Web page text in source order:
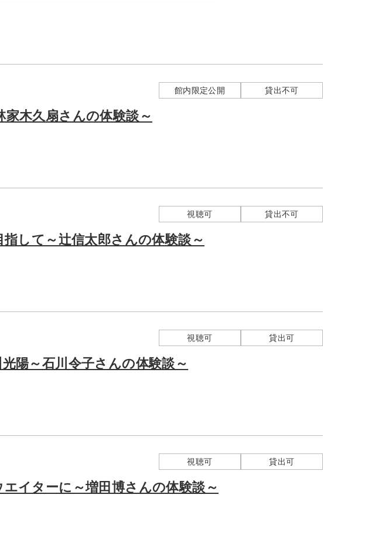
館内限定公開 貸出不可
木久扇さんの体験談～
視聴可 貸出不可
して～辻󠄀信太郎さんの体験談～
視聴可 貸出可
陽～石川令子さんの体験談～
視聴可 貸出可
イターに～増田博さんの体験談～